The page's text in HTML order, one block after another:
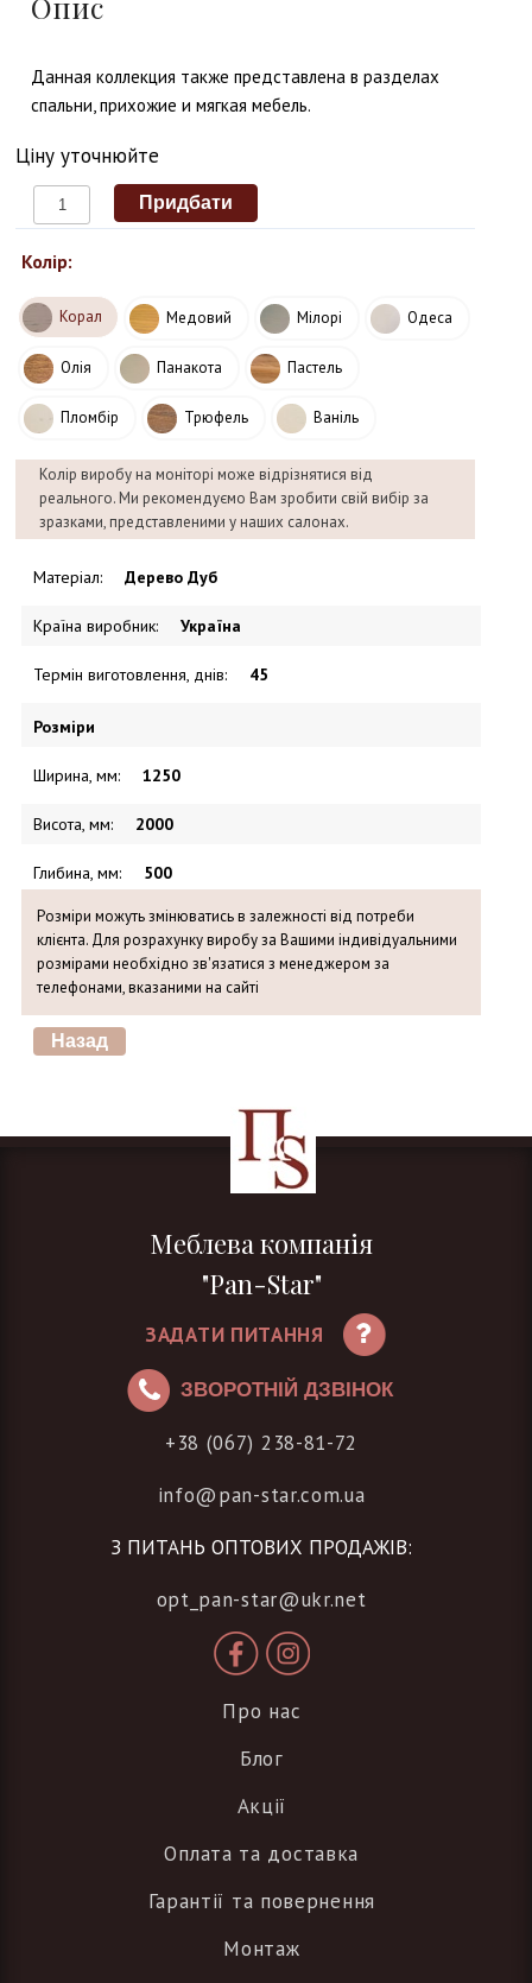
Данная коллекция также представлена в разделах
спальни, прихожие и мягкая мебель.
Ціну уточнюйте
Колір:
Корал Медовий Мілорі Одеса
Олія Панакота Пастель
Пломбір Трюфель Ваніль
Колір виробу на моніторі може відрізнятися від
реального. Ми рекомендуємо Вам зробити свій вибір за
зразками, представленими у наших салонах.
Матеріал: Дерево Дуб
Країна виробник: Україна
Термін виготовлення, днів: 45
Розміри
Ширина, мм: 1250
Висота, мм: 2000
Глибина, мм: 500
Розміри можуть змінюватись в залежності від потреби
клієнта. Для розрахунку виробу за Вашими індивідуальними
розмірами необхідно зв'язатися з менеджером за
телефонами, вказаними на сайті
Меблева компанія
"Pan-Star"
ЗАДАТИ ПИТАННЯ
ЗВОРОТНІЙ ДЗВІНОК
+38 (067) 238-81-72
info@pan-star.com.ua
З ПИТАНЬ ОПТОВИХ ПРОДАЖІВ:
opt_pan-star@ukr.net
Про нас
Блог
Акції
Оплата та доставка
Гарантії та повернення
Монтаж